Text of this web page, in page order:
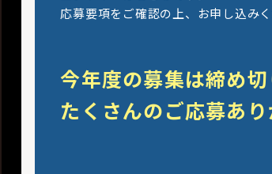
応募要項をご確認の上、お申し込みく
今年度の募集は締め切
たくさんのご応募あり